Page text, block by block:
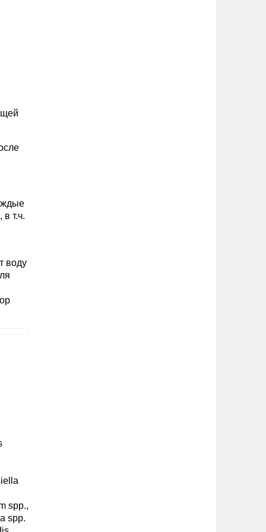
т.ч.
воду
spp.,
spp.